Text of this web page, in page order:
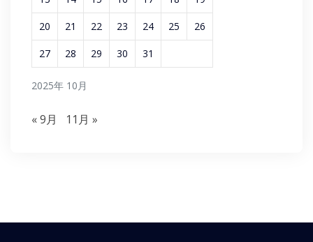
2025年 10月
20 21 22 23 24 25 26
27 28 29 30 31
« 9月 11月 »